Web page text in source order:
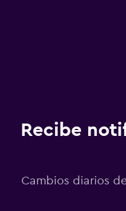
Recibe
Cambios diarios